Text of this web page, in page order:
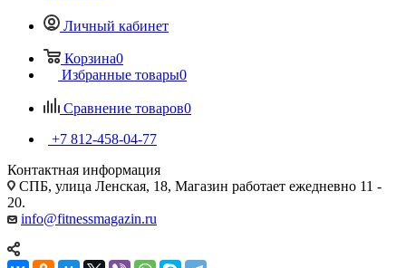
Личный кабинет
Корзина0
Избранные товары0
Сравнение товаров0
+7 812-458-04-77
Контактная информация
СПБ, улица Ленская, 18, Магазин работает ежедневно 11 -
20.
info@fitnessmagazin.ru